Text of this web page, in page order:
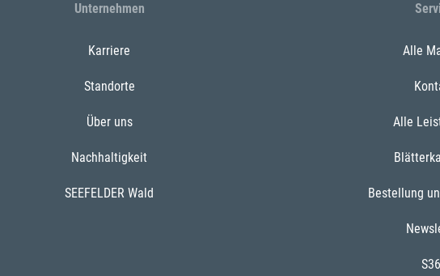
Unternehmen
Karriere
Standorte
Über uns
Nachhaltigkeit
SEEFELDER Wald
Alle
Alle
Bestellung